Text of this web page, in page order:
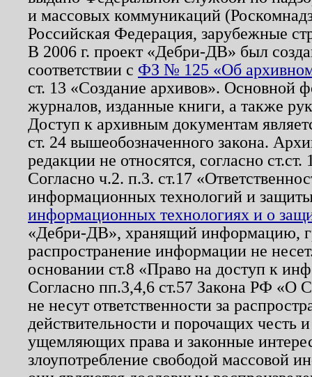
и массовых коммуникаций
Российская Федерация, зарубежные
В 2006 г. проект «Дебри-ДВ» был
соответствии с ФЗ № 125 «Об
ст. 13 «Создание архивов». Основной
журналов, изданные книги, а также
Доступ к архивным документам
ст. 24 вышеобозначенного закона.
редакции не относятся, согласно
Согласно ч.2. п.3. ст.17
информационных технологий и
информационных технологиях и о
«Дебри-ДВ», хранящий информацию,
распространение информации не
основании ст.8 «Право на доступ к
Согласно пп.3,4,6 ст.57 Закона РФ «О
не несут ответственности за
действительности и порочащих честь
ущемляющих права и законные
злоупотребление свободой массовой